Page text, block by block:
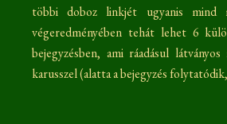
többi doboz linkjét ugyanis mind
végeredményében tehát lehet 6
bejegyzésben, ami ráadásul
karusszel (alatta a bejegyzés